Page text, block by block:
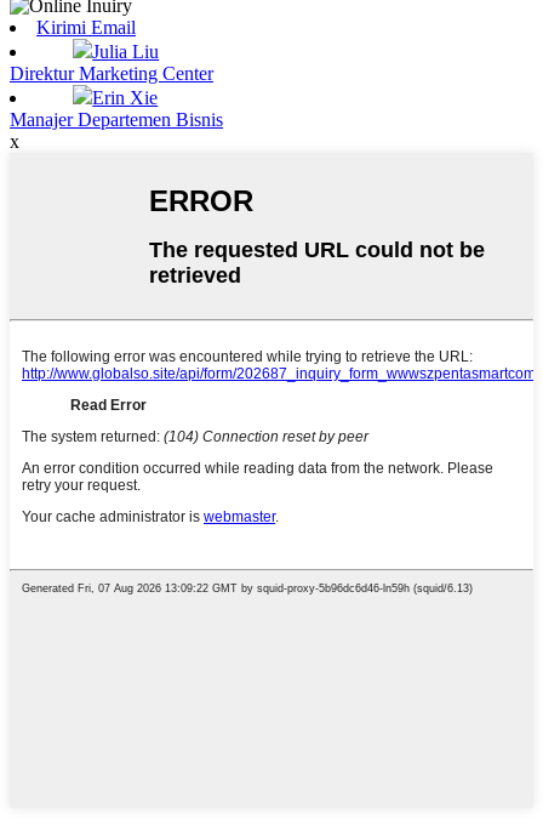
Kirimi Email
Julia Liu
Direktur Marketing Center
Erin Xie
Manajer Departemen Bisnis
x